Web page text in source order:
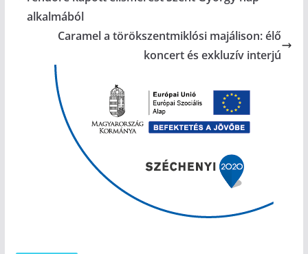
alkalmából
Caramel a törökszentmiklósi majálison: élő
koncert és exkluzív interjú